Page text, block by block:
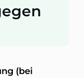
(bei